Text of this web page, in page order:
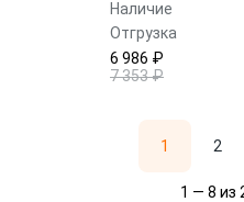
Наличие
Отгрузка
6 986 ₽
7 353 ₽
1 2
1 — 8 из